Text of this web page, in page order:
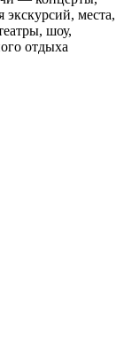
экскурсий, места,
шоу,
отдыха